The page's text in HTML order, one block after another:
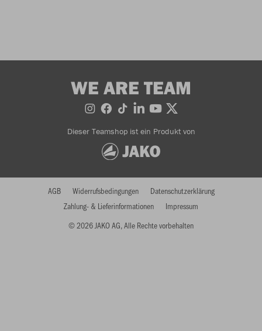
WE ARE TEAM
Dieser Teamshop ist ein Produkt von
© 2026 JAKO AG, Alle Rechte vorbehalten
AGB Widerrufsbedingungen
Datenschutzerklärung
Zahlung- & Lieferinformationen
Impressum